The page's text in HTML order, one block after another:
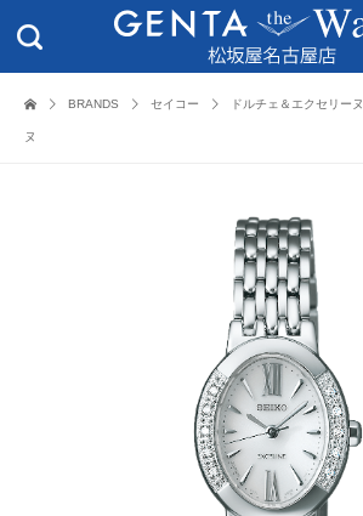
BRANDS セイコー ドルチェ＆エクセリーヌ
ヌ